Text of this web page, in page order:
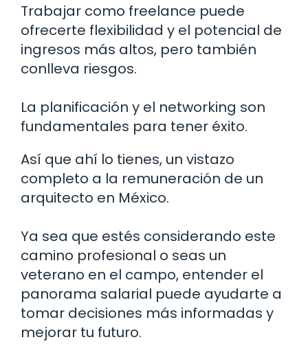
Trabajar como freelance puede
ofrecerte flexibilidad y el potencial de
ingresos más altos, pero también
conlleva riesgos.
La planificación y el networking son
fundamentales para tener éxito.
Así que ahí lo tienes, un vistazo
completo a la remuneración de un
arquitecto en México.
Ya sea que estés considerando este
camino profesional o seas un
veterano en el campo, entender el
panorama salarial puede ayudarte a
tomar decisiones más informadas y
mejorar tu futuro.